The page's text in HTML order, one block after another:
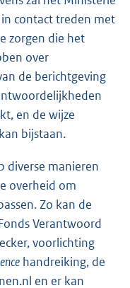
contact treden met
zorgen die het
over
de berichtgeving
en de wijze
bijstaan.
diverse manieren
overheid om
Zo kan de
Verantwoord
voorlichting
handreiking, de
en er kan